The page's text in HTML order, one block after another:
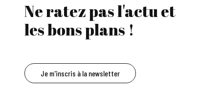
Ne ratez pas l'actu et
les bons plans !
Je m'inscris à la newsletter